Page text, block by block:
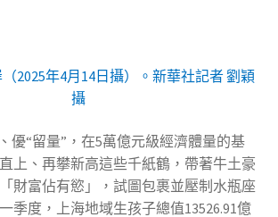
2025年4月14日攝）。新華社記者 劉穎
攝
優“留量”，在5萬億元級經濟體量的基
上、再攀新高這些千紙鶴，帶著牛土豪
財富佔有慾」，試圖包裹並壓制水瓶座
季度，上海地域生孩子總值13526.91億